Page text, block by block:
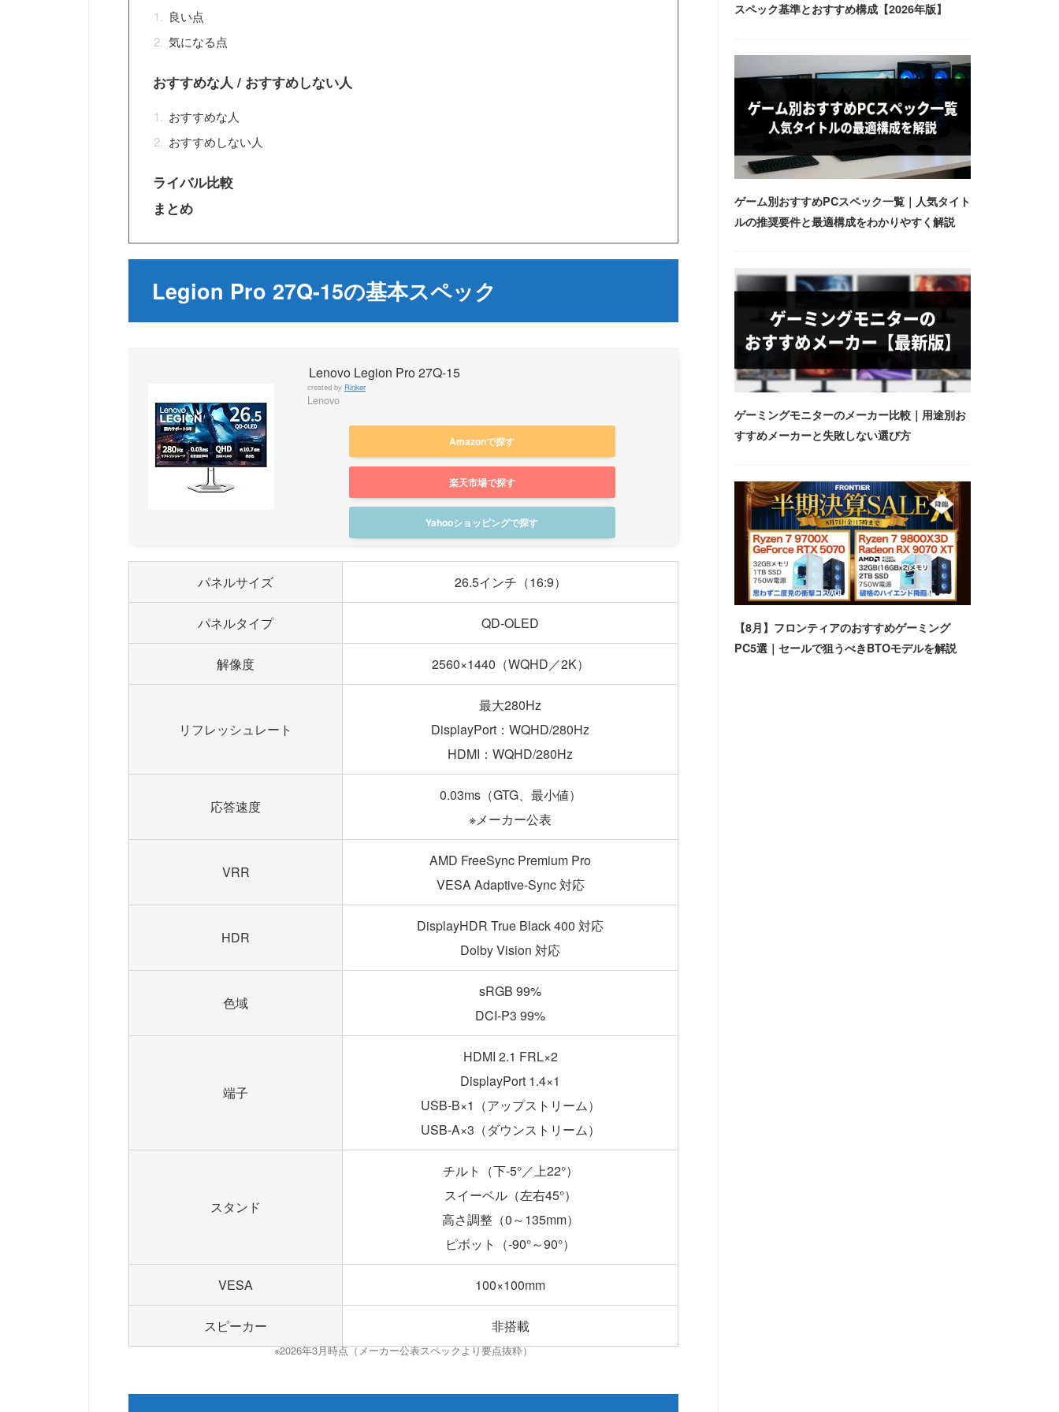
良い点
気になる点
おすすめな人 / おすすめしない人
おすすめな人
おすすめしない人
ライバル比較
まとめ
Legion Pro 27Q-15の基本スペック
Lenovo Legion Pro 27Q-15
created by Rinker
Lenovo
Amazonで探す
楽天市場で探す
Yahooショッピングで探す
パネルサイズ 26.5インチ（16:9）
パネルタイプ QD-OLED
解像度 2560×1440（WQHD／2K）
リフレッシュレート
最大280Hz
DisplayPort：WQHD/280Hz
HDMI：WQHD/280Hz
応答速度
0.03ms（GTG、最小値）
※メーカー公表
VRR
AMD FreeSync Premium Pro
VESA Adaptive-Sync 対応
HDR
DisplayHDR True Black 400 対応
Dolby Vision 対応
色域
sRGB 99%
DCI-P3 99%
端子
HDMI 2.1 FRL×2
DisplayPort 1.4×1
USB-B×1（アップストリーム）
USB-A×3（ダウンストリーム）
スタンド
チルト（下-5°／上22°）
スイーベル（左右45°）
高さ調整（0～135mm）
ピボット（-90°～90°）
VESA 100×100mm
スピーカー 非搭載
※2026年3月時点（メーカー公表スペックより要点抜粋）
スペック基準とおすすめ構成【2026年版】
ゲーム別おすすめPCスペック一覧｜人気タイト
ルの推奨要件と最適構成をわかりやすく解説
ゲーミングモニターのメーカー比較｜用途別お
すすめメーカーと失敗しない選び方
【8月】フロンティアのおすすめゲーミング
PC5選｜セールで狙うべきBTOモデルを解説